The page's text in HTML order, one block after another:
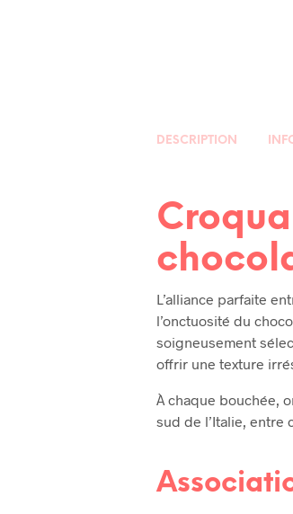
DESCRIPTION
L’alliance parfaite
l’onctuosité du
soigneusement
offrir une texture
À chaque bouchée,
sud de l’Italie, entre